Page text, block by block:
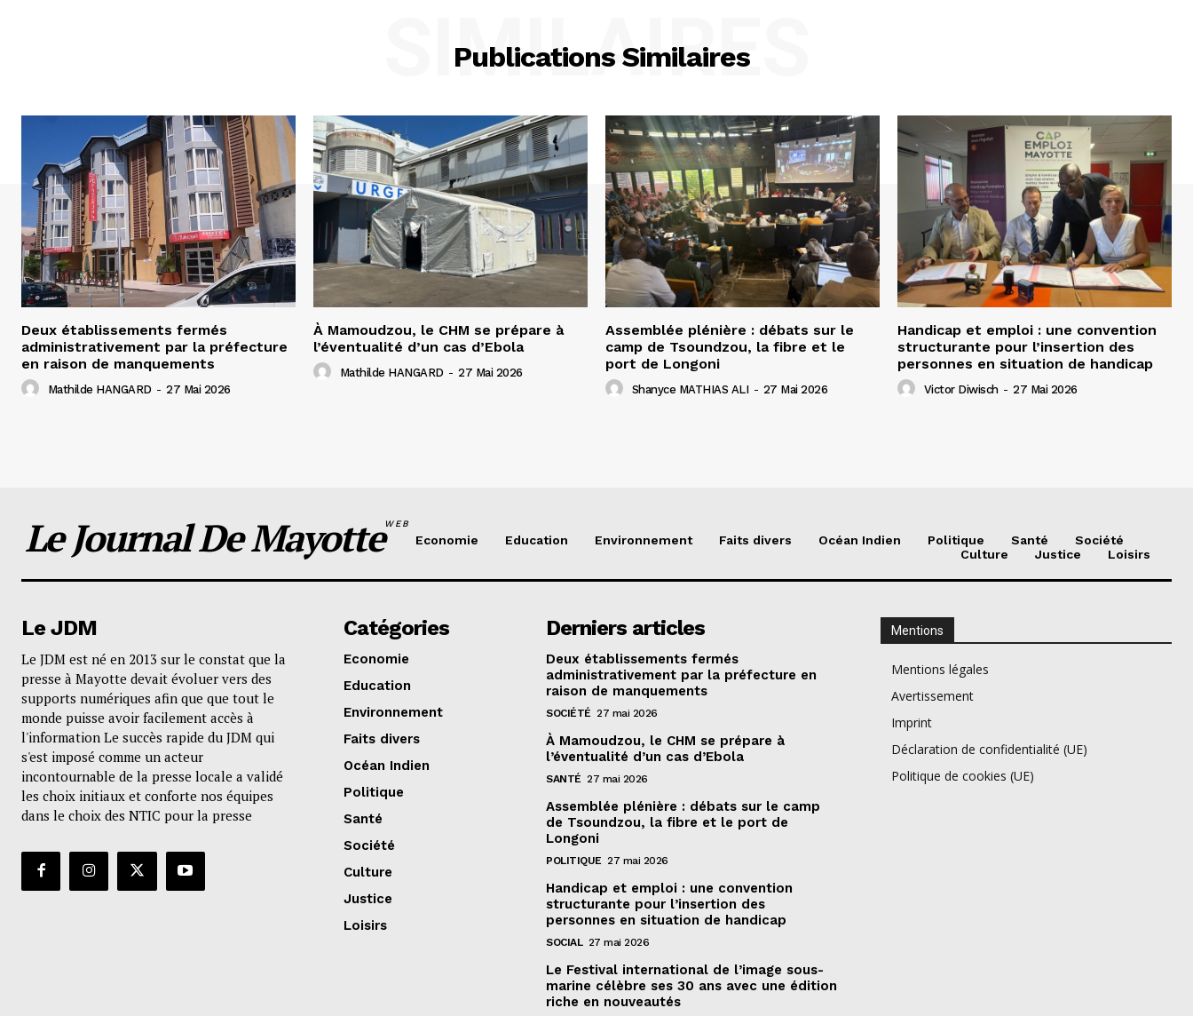
Publications Similaires
SIMILAIRES
Deux établissements fermés
administrativement par la préfecture
en raison de manquements
Mathilde HANGARD - 27 Mai 2026
À Mamoudzou, le CHM se prépare à
l’éventualité d’un cas d’Ebola
Mathilde HANGARD - 27 Mai 2026
Assemblée plénière : débats sur le
camp de Tsoundzou, la fibre et le
port de Longoni
Shanyce MATHIAS ALI - 27 Mai 2026
Handicap et emploi : une convention
structurante pour l’insertion des
personnes en situation de handicap
Victor Diwisch - 27 Mai 2026
Le Journal De MayotteWEB
Economie Education Environnement Faits divers Océan Indien Politique Santé
Société
Culture
Justice Loisirs
Le JDM
Le JDM est né en 2013 sur le constat que la
presse à Mayotte devait évoluer vers des
supports numériques afin que que tout le
monde puisse avoir facilement accès à
l'information Le succès rapide du JDM qui
s'est imposé comme un acteur
incontournable de la presse locale a validé
les choix initiaux et conforte nos équipes
dans le choix des NTIC pour la presse
Catégories
Economie
Education
Environnement
Faits divers
Océan Indien
Politique
Santé
Société
Culture
Justice
Loisirs
Derniers articles
Deux établissements fermés
administrativement par la préfecture en
raison de manquements
SOCIÉTÉ 27 mai 2026
À Mamoudzou, le CHM se prépare à
l’éventualité d’un cas d’Ebola
SANTÉ 27 mai 2026
Assemblée plénière : débats sur le camp
de Tsoundzou, la fibre et le port de
Longoni
POLITIQUE 27 mai 2026
Handicap et emploi : une convention
structurante pour l’insertion des
personnes en situation de handicap
SOCIAL 27 mai 2026
Le Festival international de l’image sous-
marine célèbre ses 30 ans avec une édition
riche en nouveautés
Mentions
Mentions légales
Avertissement
Imprint
Déclaration de confidentialité (UE)
Politique de cookies (UE)